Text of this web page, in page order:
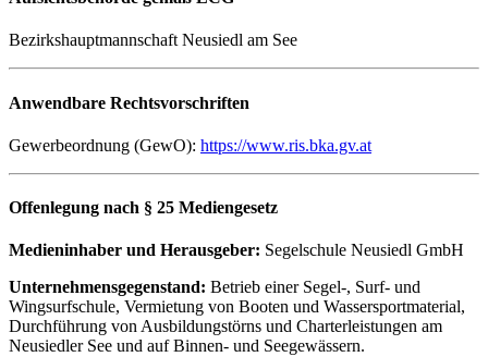
Bezirkshauptmannschaft Neusiedl am See
Anwendbare Rechtsvorschriften
Gewerbeordnung (GewO): https://www.ris.bka.gv.at
Offenlegung nach § 25 Mediengesetz
Medieninhaber und Herausgeber: Segelschule Neusiedl GmbH
Unternehmensgegenstand: Betrieb einer Segel-, Surf- und
Wingsurfschule, Vermietung von Booten und Wassersportmaterial,
Durchführung von Ausbildungstörns und Charterleistungen am
Neusiedler See und auf Binnen- und Seegewässern.